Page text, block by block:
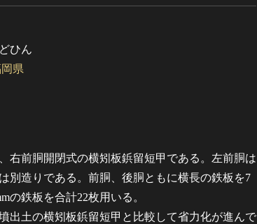
ひん
県
右前胴開閉式の横矧板鋲留短甲である。左前胴は
別造りである。前胴、後胴ともに横長の鉄板を7
の鉄板を合計22枚用いる。
出土の横矧板鋲留短甲と比較して省力化が進んで